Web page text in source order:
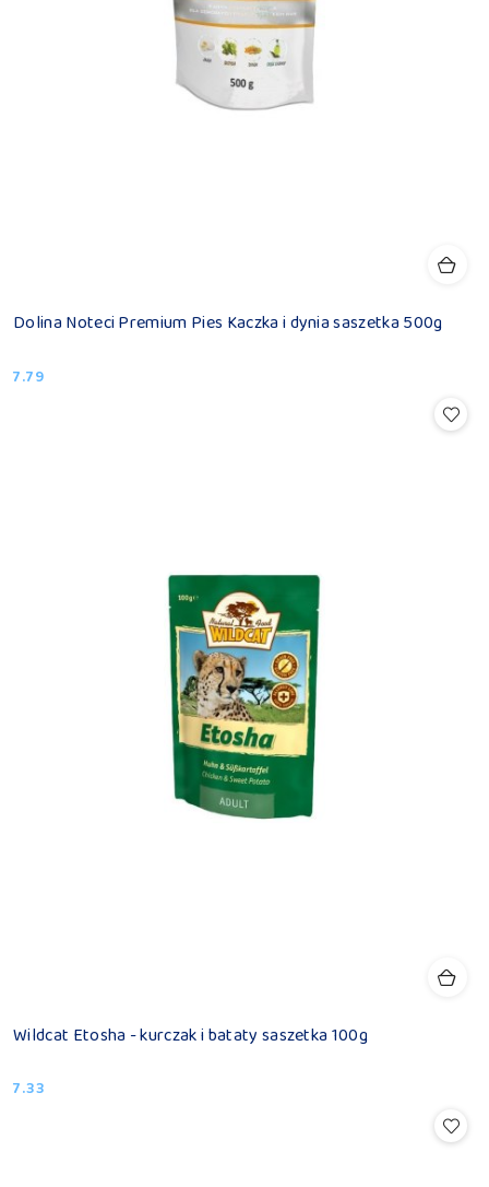
Dolina Noteci Premium Pies Kaczka i dynia saszetka 500g
Cena:
7.79
Wildcat Etosha - kurczak i bataty saszetka 100g
Cena:
7.33